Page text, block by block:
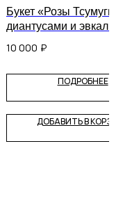
Букет «Розы Тсумуги с
диантусами и
10 000 ₽
ПОДРОБНЕЕ
ДОБАВИТЬ В